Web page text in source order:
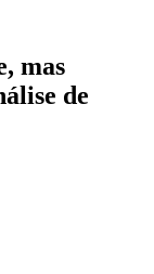
mas
de